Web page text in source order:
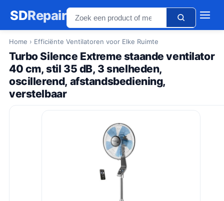
SDRepair
Home › Efficiënte Ventilatoren voor Elke Ruimte
Turbo Silence Extreme staande ventilator
40 cm, stil 35 dB, 3 snelheden,
oscillerend, afstandsbediening,
verstelbaar